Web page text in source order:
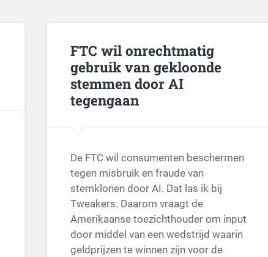
FTC wil onrechtmatig
gebruik van gekloonde
stemmen door AI
tegengaan
De FTC wil consumenten beschermen
tegen misbruik en fraude van
stemklonen door AI. Dat las ik bij
Tweakers. Daarom vraagt de
Amerikaanse toezichthouder om input
door middel van een wedstrijd waarin
geldprijzen te winnen zijn voor de